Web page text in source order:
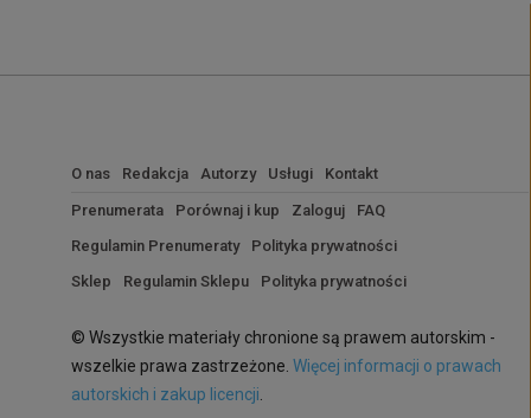
O nas Redakcja Autorzy Usługi Kontakt
Prenumerata Porównaj i kup Zaloguj
FAQ
Regulamin Prenumeraty
Polityka prywatności
Sklep
Regulamin Sklepu Polityka prywatności
© Wszystkie materiały chronione są prawem autorskim -
wszelkie prawa zastrzeżone. Więcej informacji o prawach
autorskich i zakup licencji